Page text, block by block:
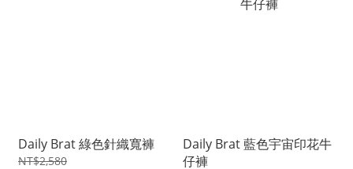
Daily Brat 綠色針織寬褲
NT$2,580
Daily Brat 藍色宇宙印花牛
仔褲